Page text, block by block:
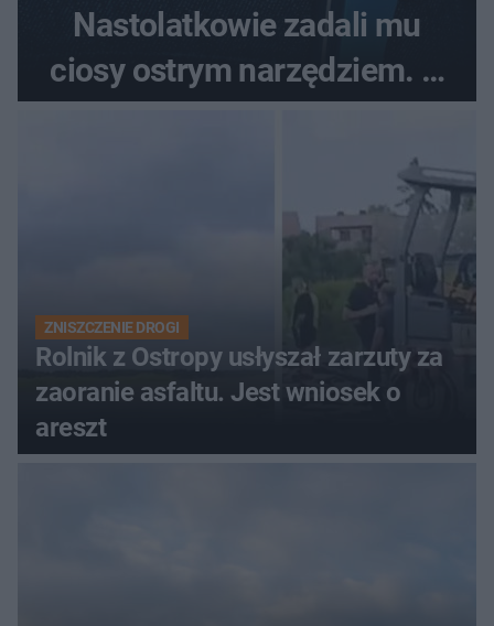
Nastolatkowie zadali mu
ciosy ostrym narzędziem. O
ich losach zdecyduje sąd
ZNISZCZENIE DROGI
Rolnik z Ostropy usłyszał zarzuty za
zaoranie asfaltu. Jest wniosek o
areszt